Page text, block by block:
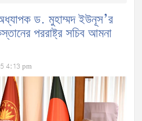
ড. মুহাম্মদ ইউনূস’র
পররাষ্ট্র সচিব আমনা
4:13 pm